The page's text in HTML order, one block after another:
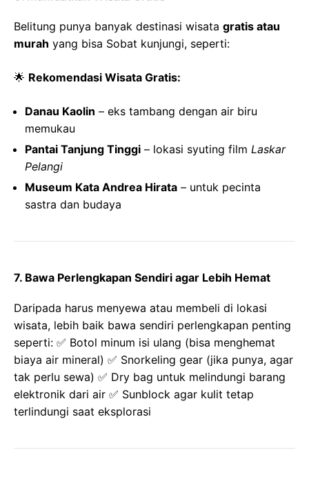
Belitung punya banyak destinasi wisata gratis atau
murah yang bisa Sobat kunjungi, seperti:
🌟 Rekomendasi Wisata Gratis:
Danau Kaolin – eks tambang dengan air biru
memukau
Pantai Tanjung Tinggi – lokasi syuting film Laskar
Pelangi
Museum Kata Andrea Hirata – untuk pecinta
sastra dan budaya
7. Bawa Perlengkapan Sendiri agar Lebih Hemat
Daripada harus menyewa atau membeli di lokasi
wisata, lebih baik bawa sendiri perlengkapan penting
seperti: ✅ Botol minum isi ulang (bisa menghemat
biaya air mineral) ✅ Snorkeling gear (jika punya, agar
tak perlu sewa) ✅ Dry bag untuk melindungi barang
elektronik dari air ✅ Sunblock agar kulit tetap
terlindungi saat eksplorasi